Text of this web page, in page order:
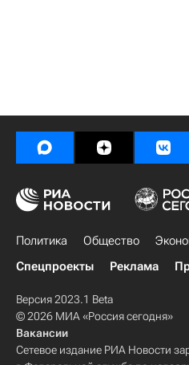
Политика Общество
Спецпроекты
Реклама
Версия 2023.1 Beta
© 2026 МИА «Россия сегодня»
Вакансии
Сетевое издание РИА Новости